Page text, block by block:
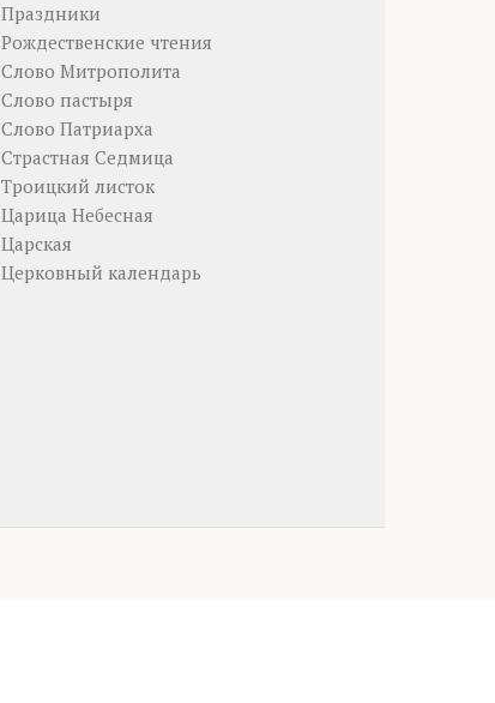
Праздники
Рождественские чтения
Слово Митрополита
Слово пастыря
Слово Патриарха
Страстная Седмица
Троицкий листок
Царица Небесная
Царская
Церковный календарь